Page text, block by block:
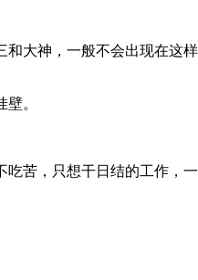
大神，一般不会出现在这
。
苦，只想干日结的工作，一